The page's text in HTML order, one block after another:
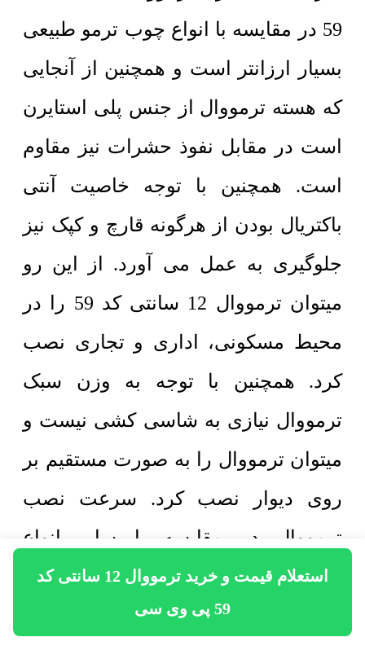
استعلام قیمت و خرید ترمووال 12 سانتی کد
59 پی وی سی
59 در مقایسه با انواع چوب ترمو طبیعی
بسیار ارزانتر است و همچنین از آنجایی
که هسته ترمووال از جنس پلی استایرن
است در مقابل نفوذ حشرات نیز مقاوم
است. همچنین با توجه خاصیت آنتی
باکتریال بودن از هرگونه قارچ و کپک نیز
جلوگیری به عمل می آورد. از این رو
میتوان ترمووال 12 سانتی کد 59 را در
محیط مسکونی، اداری و تجاری نصب
کرد. همچنین با توجه به وزن سبک
ترمووال نیازی به شاسی کشی نیست و
میتوان ترمووال را به صورت مستقیم بر
روی دیوار نصب کرد. سرعت نصب
ترمووال در مقایسه با سایر انواع
دیوارپوش بالا است و سهولت در نصب
ترمووال یکی از ویژگی های اصلی آن